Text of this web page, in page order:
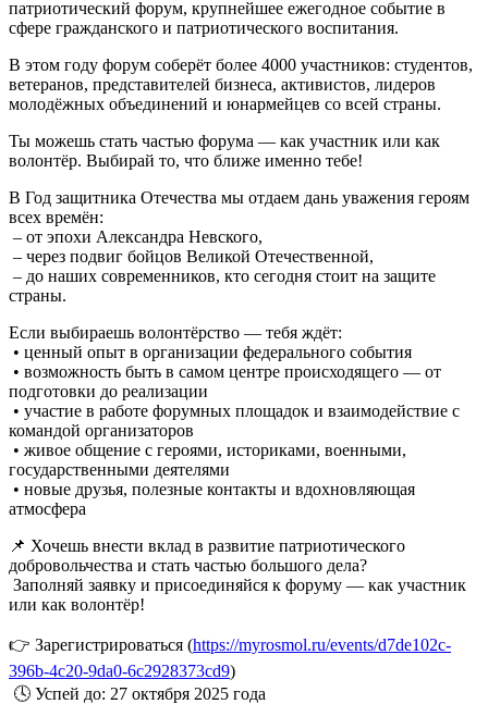
патриотический форум, крупнейшее ежегодное событие в
сфере гражданского и патриотического воспитания.
В этом году форум соберёт более 4000 участников: студентов,
ветеранов, представителей бизнеса, активистов, лидеров
молодёжных объединений и юнармейцев со всей страны.
Ты можешь стать частью форума — как участник или как
волонтёр. Выбирай то, что ближе именно тебе!
В Год защитника Отечества мы отдаем дань уважения героям
всех времён:
– от эпохи Александра Невского,
– через подвиг бойцов Великой Отечественной,
– до наших современников, кто сегодня стоит на защите
страны.
Если выбираешь волонтёрство — тебя ждёт:
• ценный опыт в организации федерального события
• возможность быть в самом центре происходящего — от
подготовки до реализации
• участие в работе форумных площадок и взаимодействие с
командой организаторов
• живое общение с героями, историками, военными,
государственными деятелями
• новые друзья, полезные контакты и вдохновляющая
атмосфера
📌 Хочешь внести вклад в развитие патриотического
добровольчества и стать частью большого дела?
Заполняй заявку и присоединяйся к форуму — как участник
или как волонтёр!
👉 Зарегистрироваться (https://myrosmol.ru/events/d7de102c-
396b-4c20-9da0-6c2928373cd9)
🕓 Успей до: 27 октября 2025 года